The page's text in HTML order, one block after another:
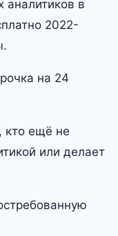
на 24
кто ещё не
или делает